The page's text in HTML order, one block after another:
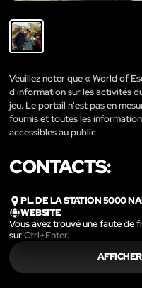
Veuillez noter que « World of
d'information sur les activités
jeu. Le portail n'est pas en
fournis et toutes les
accessibles au public.
CONTACTS:
PL. DE LA STATION 5000
WEBSITE
Vous avez trouvé une faute de
surCtrl+Enter.